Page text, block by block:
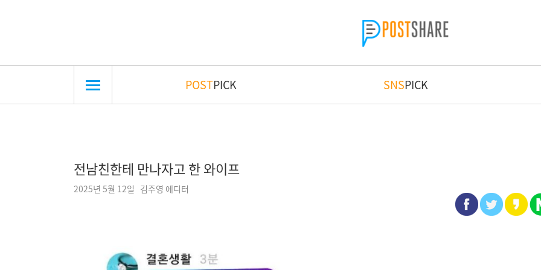
POSTPICK SNSPICK
전남친한테 만나자고 한 와이프
2025년 5월 12일 김주영 에디터